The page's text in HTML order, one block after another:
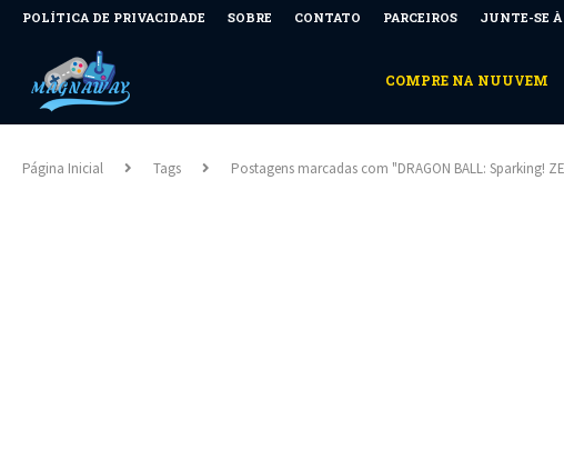
POLÍTICA DE PRIVACIDADE SOBRE CONTATO PARCEIROS JUNTE-SE À
COMPRE NA NUUVEM
Página Inicial Tags Postagens marcadas com "DRAGON BALL: Sparking!